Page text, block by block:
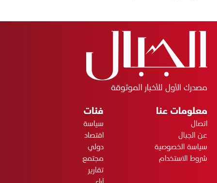
مصدرك الأول للأخبار الموثوقة
معلومات عنا
اتصال
عن الجبال
سياسة الخصوصية
شروط الاستخدام
فئات
سياسة
اقتصاد
دولي
مجتمع
تقارير
آراء